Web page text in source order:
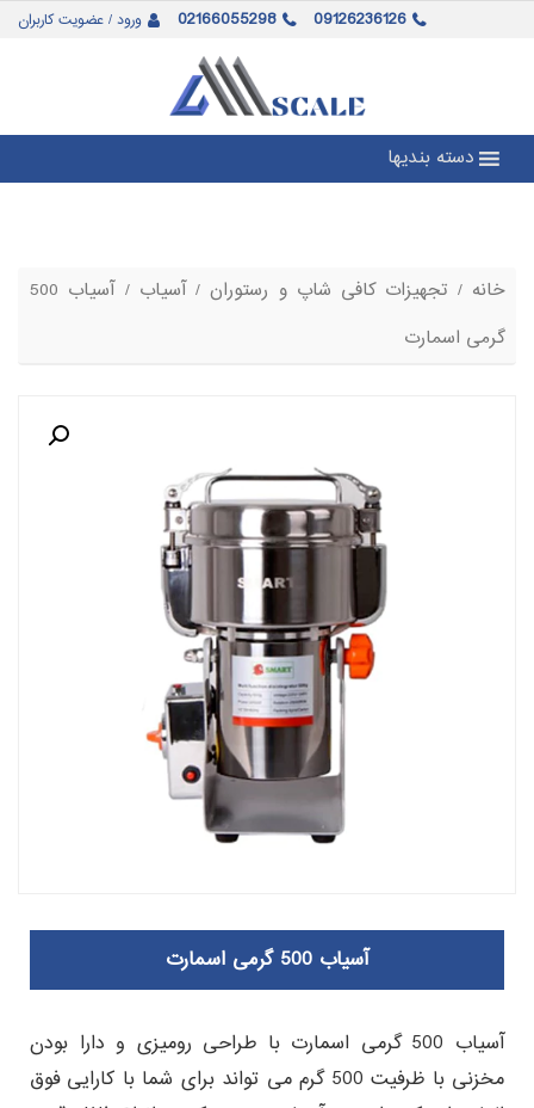
ورود / عضویت کاربران 02166055298 09126236126
دسته بندیها
خانه / تجهیزات کافی شاپ و رستوران/آسیاب
/ آسیاب 500
گرمی اسمارت
آسیاب 500 گرمی اسمارت
آسیاب 500 گرمی اسمارت با طراحی رومیزی و دارا بودن
مخزنی با ظرفیت 500 گرم می تواند برای شما با کارایی فوق